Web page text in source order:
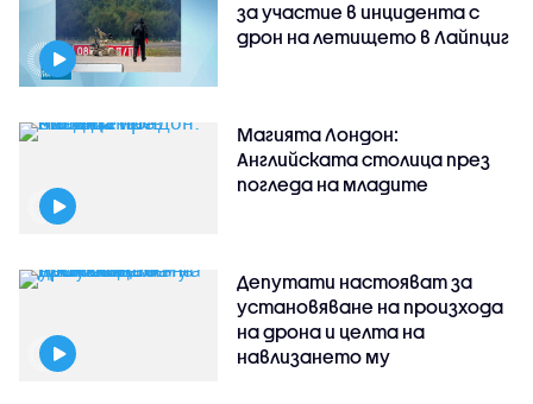
за участие в инцидента с
дрон на летището в Лайпциг
Магията Лондон:
Английската столица през
погледа на младите
Депутати настояват за
установяване на произхода
на дрона и целта на
навлизането му